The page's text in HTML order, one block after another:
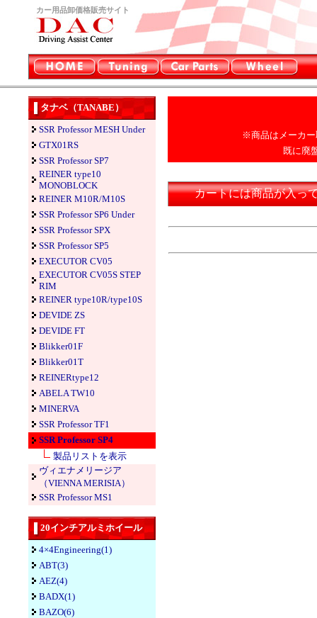
カー用品卸価格販売サイト
タナベ（TANABE）
SSR Professor MESH Under
GTX01RS
SSR Professor SP7
REINER type10
MONOBLOCK
REINER M10R/M10S
SSR Professor SP6 Under
SSR Professor SPX
SSR Professor SP5
EXECUTOR CV05
EXECUTOR CV05S STEP
RIM
REINER type10R/type10S
DEVIDE ZS
DEVIDE FT
Blikker01F
Blikker01T
REINERtype12
ABELA TW10
MINERVA
SSR Professor TF1
SSR Professor SP4
製品リストを表示
ヴィエナメリージア
（VIENNA MERISIA）
SSR Professor MS1
20インチアルミホイール
4×4Engineering(1)
ABT(3)
AEZ(4)
BADX(1)
BAZO(6)
※商品はメーカー
既に廃
カートには商品が入っ